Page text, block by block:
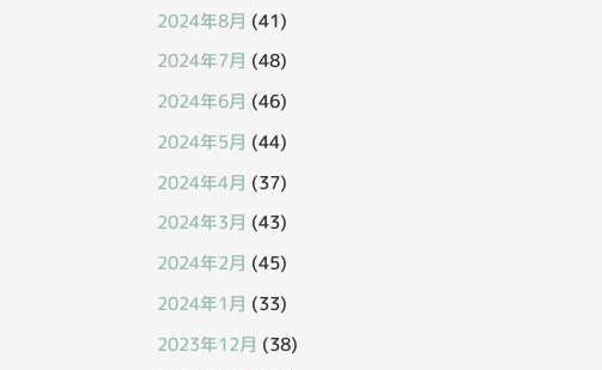
2024年8月 (41)
2024年7月 (48)
2024年6月 (46)
2024年5月 (44)
2024年4月 (37)
2024年3月 (43)
2024年2月 (45)
2024年1月 (33)
2023年12月 (38)